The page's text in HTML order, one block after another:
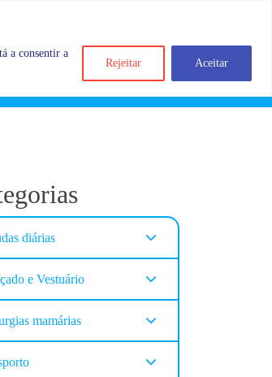
a consentir a
Rejeitar Aceitar
Search Account
diárias
e Vestuário
mamárias